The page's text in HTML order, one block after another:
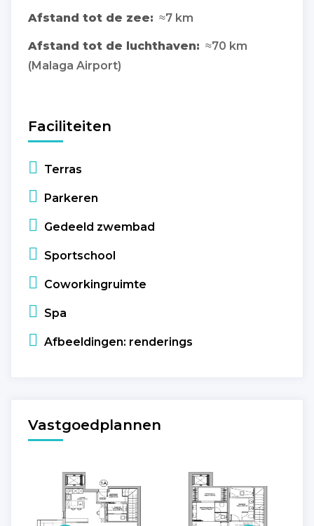
Afstand tot de zee: ≈7 km
Afstand tot de luchthaven: ≈70 km
(Malaga Airport)
Faciliteiten
Terras
Parkeren
Gedeeld zwembad
Sportschool
Coworkingruimte
Spa
Afbeeldingen: renderings
Vastgoedplannen